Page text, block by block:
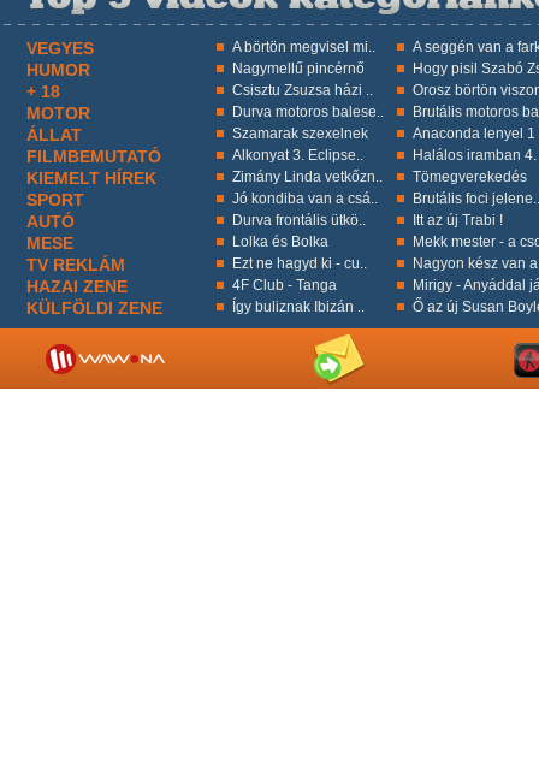
VEGYES A börtön megvisel mi.. A seggén van a
HUMOR Nagymellű pincérnő Hogy pisil Szabó
+ 18 Csisztu Zsuzsa házi .. Orosz börtön
MOTOR Durva motoros balese.. Brutális motoros
ÁLLAT Szamarak szexelnek Anaconda lenyel 1
FILMBEMUTATÓ Alkonyat 3. Eclipse.. Halálos iramban 4.
KIEMELT HÍREK Zimány Linda vetkőzn.. Tömegverekedés
SPORT Jó kondiba van a csá.. Brutális foci jelene..
AUTÓ Durva frontális ütkö.. Itt az új Trabi !
MESE Lolka és Bolka Mekk mester - a
TV REKLÁM Ezt ne hagyd ki - cu.. Nagyon kész van
HAZAI ZENE 4F Club - Tanga Mirigy - Anyáddal
KÜLFÖLDI ZENE Így buliznak Ibizán .. Ő az új Susan